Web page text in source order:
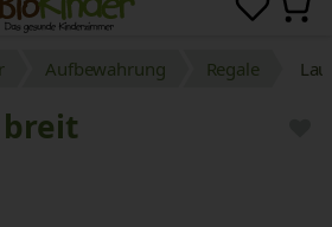
Aufbewahrung Regale
breit